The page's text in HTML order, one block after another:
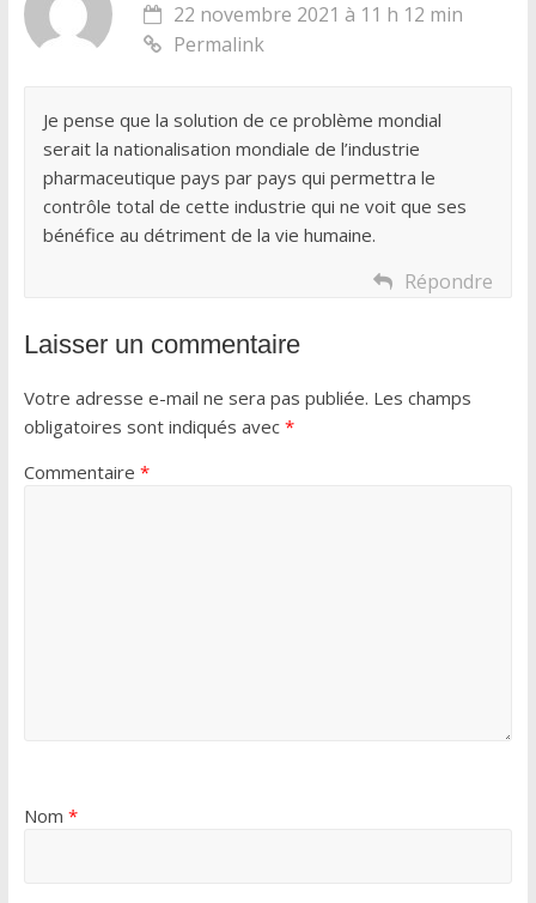
22 novembre 2021 à 11 h 12 min
Permalink
Je pense que la solution de ce problème mondial
serait la nationalisation mondiale de l’industrie
pharmaceutique pays par pays qui permettra le
contrôle total de cette industrie qui ne voit que ses
bénéfice au détriment de la vie humaine.
Répondre
Laisser un commentaire
Votre adresse e-mail ne sera pas publiée. Les champs
obligatoires sont indiqués avec *
Commentaire *
Nom *